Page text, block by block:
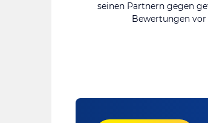
seinen Partnern gegen
Bewertungen vor